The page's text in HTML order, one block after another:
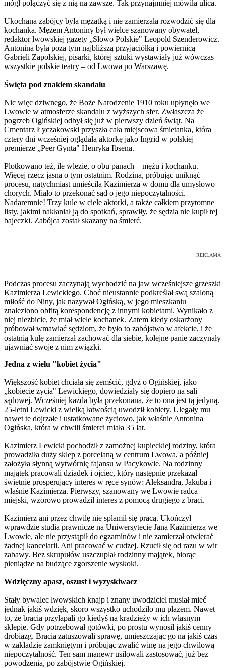
mógł połączyć się z nią na zawsze. Tak przynajmniej mówiła ulica.
Ukochana zabójcy była mężatką i nie zamierzała rozwodzić się dla
kochanka. Mężem Antoniny był wielce szanowany obywatel,
redaktor lwowskiej gazety „Słowo Polskie" Leopold Szenderowicz.
Antonina była poza tym najbliższą przyjaciółką i powiernicą
Gabrieli Zapolskiej, pisarki, której sztuki wystawiały już wówczas
wszystkie polskie teatry – od Lwowa po Warszawę.
Święta pod znakiem skandalu
Nic więc dziwnego, że Boże Narodzenie 1910 roku upłynęło we
Lwowie w atmosferze skandalu z wyższych sfer. Zwłaszcza że
pogrzeb Ogińskiej odbył się już w pierwszy dzień świąt. Na
Cmentarz Łyczakowski przyszła cała miejscowa śmietanka, która
cztery dni wcześniej oglądała aktorkę jako Ingrid w polskiej
premierze „Peer Gynta" Henryka Ibsena.
Plotkowano też, ile wlezie, o obu panach – mężu i kochanku.
Więcej rzecz jasna o tym ostatnim. Rodzina, próbując uniknąć
procesu, natychmiast umieściła Kazimierza w domu dla umysłowo
chorych. Miało to przekonać sąd o jego niepoczytalności.
Nadaremnie! Trzy kule w ciele aktorki, a także całkiem przytomne
listy, jakimi nakłaniał ją do spotkań, sprawiły, że sędzia nie kupił tej
bajeczki. Zabójca został skazany na śmierć.
REKLAMA
Podczas procesu zaczynają wychodzić na jaw wcześniejsze grzeszki
Kazimierza Lewickiego. Choć nieustannie podkreślał swą szaloną
miłość do Niny, jak nazywał Ogińską, w jego mieszkaniu
znaleziono obfitą korespondencję z innymi kobietami. Wynikało z
niej niezbicie, że miał wiele kochanek. Zatem kiedy oskarżony
próbował wmawiać sędziom, że było to zabójstwo w afekcie, i że
ostatnią kulę zamierzał zachować dla siebie, kolejne panie zaczynały
ujawniać swoje z nim związki.
Jedna z wielu "kobiet życia"
Większość kobiet chciała się zemścić, gdyż o Ogińskiej, jako
„kobiecie życia" Lewickiego, dowiedziały się dopiero na sali
sądowej. Wcześniej każda była przekonana, że to ona jest tą jedyną.
25-letni Lewicki z wielką łatwością uwodził kobiety. Ulegały mu
nawet te dojrzałe i ustatkowane życiowo, jak właśnie Antonina
Ogińska, która w chwili śmierci miała 35 lat.
Kazimierz Lewicki pochodził z zamożnej kupieckiej rodziny, która
prowadziła duży sklep z porcelaną w centrum Lwowa, a później
założyła słynną wytwórnię fajansu w Pacykowie. Na rodzinny
majątek pracowali dziadek i ojciec, który następnie przekazał
świetnie prosperujący interes w ręce synów: Aleksandra, Jakuba i
właśnie Kazimierza. Pierwszy, szanowany we Lwowie radca
miejski, wzorowo prowadził interes z pomocą drugiego z braci.
Kazimierz ani przez chwilę nie splamił się pracą. Ukończył
wprawdzie studia prawnicze na Uniwersytecie Jana Kazimierza we
Lwowie, ale nie przystąpił do egzaminów i nie zamierzał otwierać
żadnej kancelarii. Ani pracować w cudzej. Rzucił się od razu w wir
zabawy. Bez skrupułów uszczuplał rodzinny majątek, biorąc
pieniądze na budzące zgorszenie wyskoki.
Wdzięczny apasz, oszust i wyzyskiwacz
Stały bywalec lwowskich knajp i znany uwodziciel musiał mieć
jednak jakiś wdzięk, skoro wszystko uchodziło mu płazem. Nawet
to, że bracia przyłapali go kiedyś na kradzieży w ich własnym
sklepie. Gdy potrzebował gotówki, po prostu wynosił jakiś cenny
drobiazg. Bracia zatuszowali sprawę, umieszczając go na jakiś czas
w zakładzie zamkniętym i próbując zwalić winę na jego chwilową
niepoczytalność. Ten sam manewr usiłowali zastosować, już bez
powodzenia, po zabójstwie Ogińskiej.